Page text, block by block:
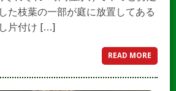
た枝葉の一部が庭に放置してある
片付け […]
READ MORE